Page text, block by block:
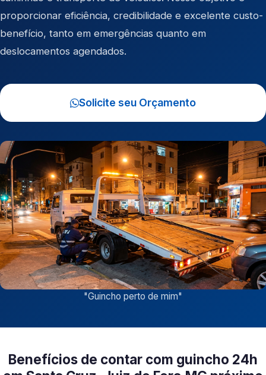
proporcionar eficiência, credibilidade e excelente custo-
benefício, tanto em emergências quanto em
deslocamentos agendados.
Solicite seu Orçamento
"Guincho perto de mim"
Benefícios de contar com guincho 24h